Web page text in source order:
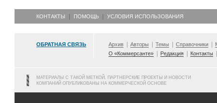
КОНТАКТЫ ПОМОЩЬ УСЛОВИЯ ИСПОЛЬЗОВАНИЯ
ОБРАТНАЯ СВЯЗЬ Архив Авторы Темы Справочники
О «Коммерсанте»
Редакция Контакты
МАТЕРИАЛЫ С ТАКОЙ МЕТКОЙ, ПАРТНЕРСКИЕ ПРОЕКТЫ И НОВОСТИ
КОМПАНИЙ ОПУБЛИКОВАНЫ НА КОММЕРЧЕСКОЙ ОСНОВЕ